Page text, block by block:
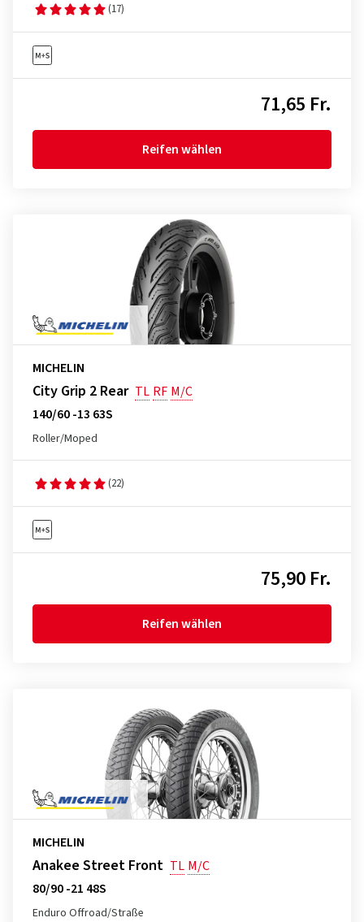
(17)
71,65 Fr.
Reifen wählen
MICHELIN
City Grip 2 Rear TL RF M/C
140/60 -13 63S
Roller/Moped
(22)
75,90 Fr.
Reifen wählen
MICHELIN
Anakee Street Front TL M/C
80/90 -21 48S
Enduro Offroad/Straße